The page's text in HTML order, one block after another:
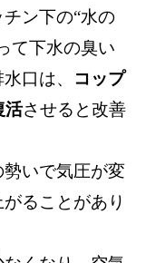
ン下の“水の
て下水の臭い
口は、
コップ
活させると改善
勢いで気圧が変
ることがあり